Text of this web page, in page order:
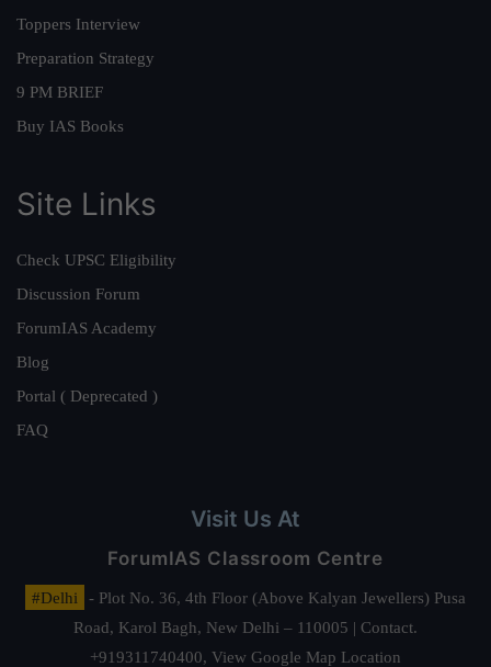
Toppers Interview
Preparation Strategy
9 PM BRIEF
Buy IAS Books
Site Links
Check UPSC Eligibility
Discussion Forum
ForumIAS Academy
Blog
Portal ( Deprecated )
FAQ
Visit Us At
ForumIAS Classroom Centre
#Delhi
- Plot No. 36, 4th Floor (Above Kalyan Jewellers) Pusa
Road, Karol Bagh, New Delhi – 110005 | Contact.
+919311740400, View Google Map Location